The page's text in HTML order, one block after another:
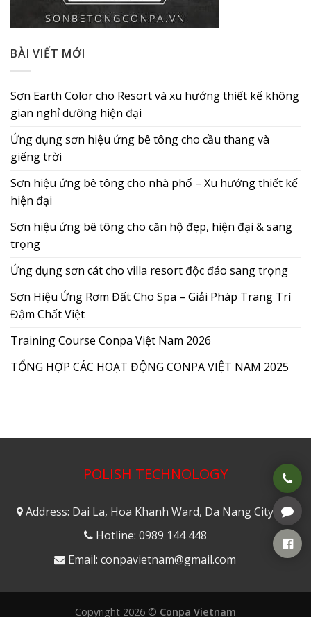
BÀI VIẾT MỚI
Sơn Earth Color cho Resort và xu hướng thiết kế không
gian nghỉ dưỡng hiện đại
Ứng dụng sơn hiệu ứng bê tông cho cầu thang và
giếng trời
Sơn hiệu ứng bê tông cho nhà phố – Xu hướng thiết kế
hiện đại
Sơn hiệu ứng bê tông cho căn hộ đẹp, hiện đại & sang
trọng
Ứng dụng sơn cát cho villa resort độc đáo sang trọng
Sơn Hiệu Ứng Rơm Đất Cho Spa – Giải Pháp Trang Trí
Đậm Chất Việt
Training Course Conpa Việt Nam 2026
TỔNG HỢP CÁC HOẠT ĐỘNG CONPA VIỆT NAM 2025
POLISH TECHNOLOGY
Address: Dai La, Hoa Khanh Ward, Da Nang City
Hotline: 0989 144 448
Email: conpavietnam@gmail.com
Copyright 2026 © Conpa Vietnam